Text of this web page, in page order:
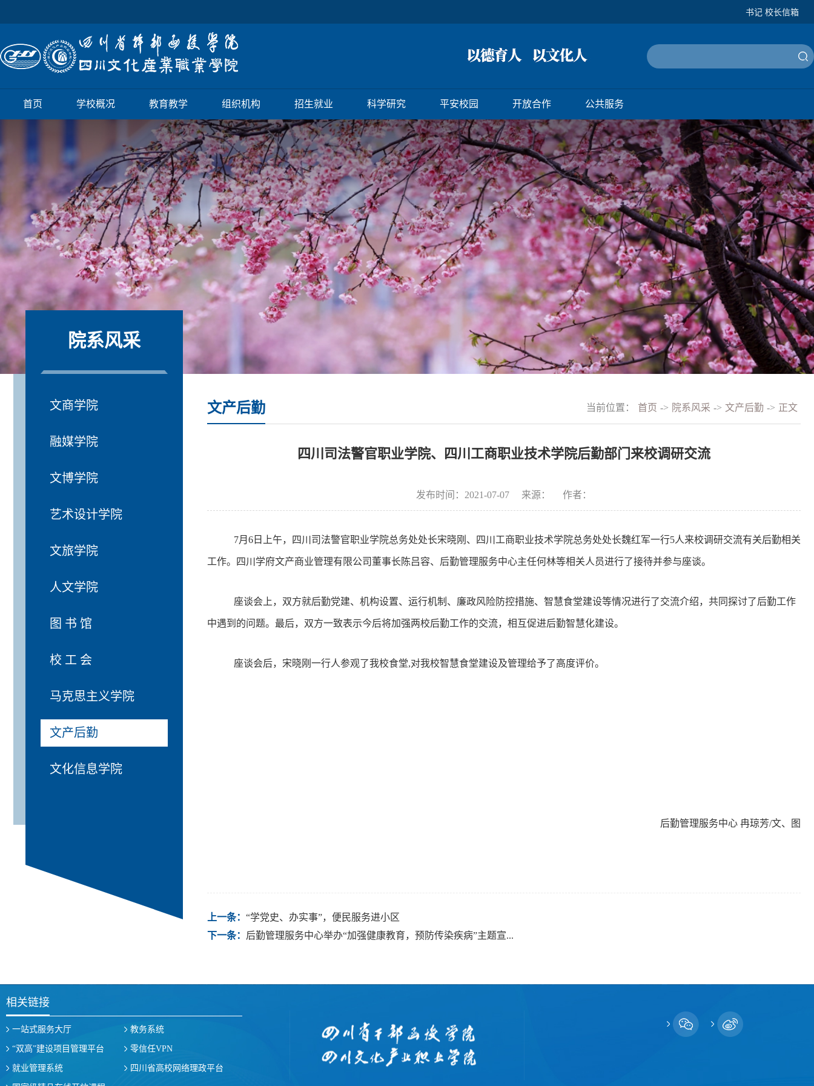
书记 校长信箱
首页 学校概况 教育教学 组织机构 招生就业 科学研究 平安校园 开放合作 公共服务
院系风采
文商学院
融媒学院
文博学院
艺术设计学院
文旅学院
人文学院
图 书 馆
校 工 会
马克思主义学院
文产后勤
文化信息学院
文产后勤 当前位置： 首页 -> 院系风采 -> 文产后勤 -> 正文
四川司法警官职业学院、四川工商职业技术学院后勤部门来校调研交流
发布时间：2021-07-07 来源： 作者：
7月6日上午，四川司法警官职业学院总务处处长宋晓刚、四川工商职业技术学院总务处处长魏红军一行5人来校调研交流有关后勤相关
工作。四川学府文产商业管理有限公司董事长陈吕容、后勤管理服务中心主任何林等相关人员进行了接待并参与座谈。
座谈会上，双方就后勤党建、机构设置、运行机制、廉政风险防控措施、智慧食堂建设等情况进行了交流介绍，共同探讨了后勤工作
中遇到的问题。最后，双方一致表示今后将加强两校后勤工作的交流，相互促进后勤智慧化建设。
座谈会后，宋晓刚一行人参观了我校食堂,对我校智慧食堂建设及管理给予了高度评价。
后勤管理服务中心 冉琼芳/文、图
上一条： “学党史、办实事”，便民服务进小区
下一条： 后勤管理服务中心举办“加强健康教育，预防传染疾病”主题宣...
相关链接
一站式服务大厅 教务系统
“双高”建设项目管理平台 零信任VPN
就业管理系统 四川省高校网络理政平台